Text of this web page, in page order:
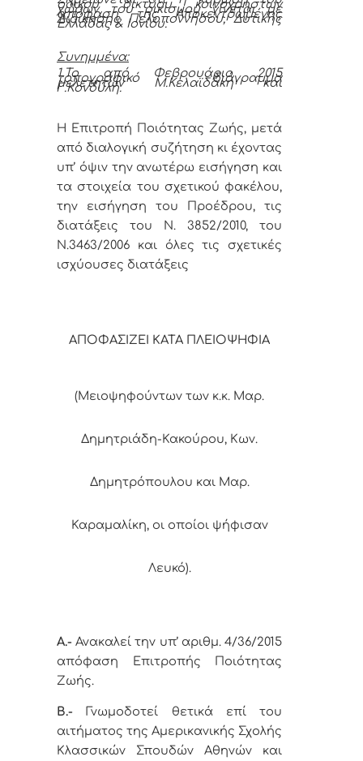
οδικού δικτύου κοινοχρήστων
χώρων του οικισμού γίνεται με
απόφαση της Αποκεντρωμένης
Διοίκησης Πελοποννήσου, Δυτικής
Ελλάδας & Ιονίου.
Συνημμένα:
1.Το από Φεβρουάριο 2015
τοπογραφικό διάγραμμα
μελετητών Μ.Κελαϊδάκη και
Γ.Κονδύλη.
Η Επιτροπή Ποιότητας Ζωής, μετά
από διαλογική συζήτηση κι έχοντας
υπ’ όψιν την ανωτέρω εισήγηση και
τα στοιχεία του σχετικού φακέλου,
την εισήγηση του Προέδρου, τις
διατάξεις του Ν. 3852/2010, του
Ν.3463/2006 και όλες τις σχετικές
ισχύουσες διατάξεις
ΑΠΟΦΑΣΙΖΕΙ ΚΑΤΑ ΠΛΕΙΟΨΗΦΙΑ
(Μειοψηφούντων των κ.κ. Μαρ.
Δημητριάδη-Κακούρου, Κων.
Δημητρόπουλου και Μαρ.
Καραμαλίκη, οι οποίοι ψήφισαν
Λευκό).
Α.- Ανακαλεί την υπ’ αριθμ. 4/36/2015
απόφαση Επιτροπής Ποιότητας
Ζωής.
Β.- Γνωμοδοτεί θετικά επί του
αιτήματος της Αμερικανικής Σχολής
Κλασσικών Σπουδών Αθηνών
και